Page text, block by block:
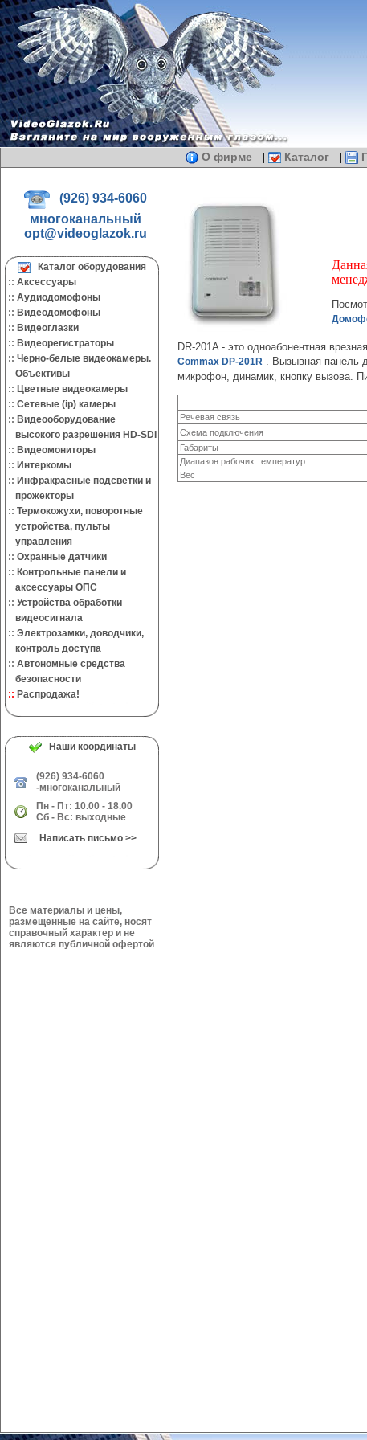
О фирме | Каталог |
(926) 934-6060
многоканальный
opt@videoglazok.ru
Каталог оборудования
:: Аксессуары
:: Аудиодомофоны
:: Видеодомофоны
:: Видеоглазки
:: Видеорегистраторы
:: Черно-белые видеокамеры.
Объективы
:: Цветные видеокамеры
:: Сетевые (ip) камеры
:: Видеооборудование
высокого разрешения HD-SDI
:: Видеомониторы
:: Интеркомы
:: Инфракрасные подсветки и
прожекторы
:: Термокожухи, поворотные
устройства, пульты
управления
:: Охранные датчики
:: Контрольные панели и
аксессуары ОПС
:: Устройства обработки
видеосигнала
:: Электрозамки, доводчики,
контроль доступа
:: Автономные средства
безопасности
:: Распродажа!
Наши координаты
(926) 934-6060
-многоканальный
Пн - Пт: 10.00 - 18.00
Сб - Вс: выходные
Написать письмо >>
Все материалы и цены,
размещенные на сайте, носят
справочный характер и не
являются публичной офертой
DR-201A - это одноабонентная
Commax DP-201R . Вызывная панель
микрофон, динамик, кнопку вызова.
Речевая связь
Схема подключения
Габариты
Диапазон рабочих температур
Вес